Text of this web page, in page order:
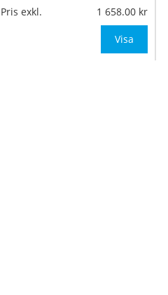
Material:
Kantvikt aluminium,
550-900x200mm (eller
Pris exkl. 1 658.00
Visa